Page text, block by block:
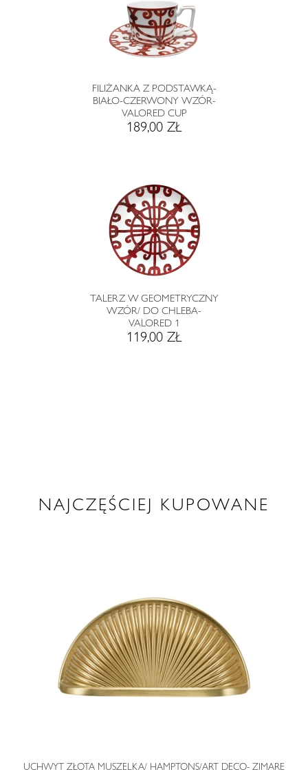
FILIŻANKA Z PODSTAWKĄ-
BIAŁO-CZERWONY WZÓR-
VALORED CUP
189,00 ZŁ
TALERZ W GEOMETRYCZNY
WZÓR/ DO CHLEBA-
VALORED 1
119,00 ZŁ
NAJCZĘŚCIEJ KUPOWANE
UCHWYT ZŁOTA MUSZELKA/ HAMPTONS/ART DECO- ZIMARE